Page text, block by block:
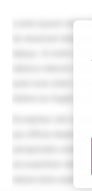
Lorem ipsum dolor
do eiusmod
aliqua. Ut enim ad
ullamco laboris nisi
aute irure dolor in
dolore eu fugiat
Excepteur sint
qui officia deserunt
perspiciatis unde
accusantium
eaque ipsa quae